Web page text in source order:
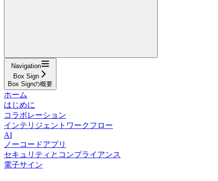
Navigation
Box Sign
Box Signの概要
ホーム
はじめに
コラボレーション
インテリジェントワークフロー
AI
ノーコードアプリ
セキュリティとコンプライアンス
電子サイン